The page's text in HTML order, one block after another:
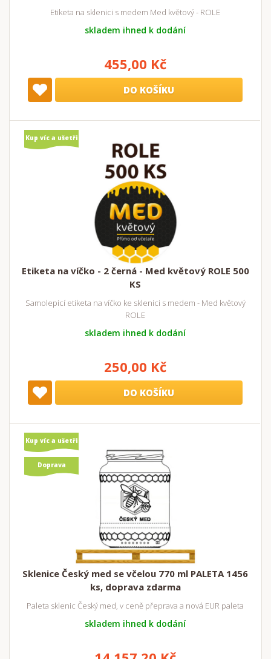
Etiketa na sklenici s medem Med květový - ROLE
skladem ihned k dodání
455,00 Kč
DO KOŠÍKU
Kup víc a ušetři
Etiketa na víčko - 2 černá - Med květový ROLE 500
KS
Samolepicí etiketa na víčko ke sklenici s medem - Med květový
ROLE
skladem ihned k dodání
250,00 Kč
DO KOŠÍKU
Kup víc a ušetři
Doprava
Sklenice Český med se včelou 770 ml PALETA 1456
ks, doprava zdarma
Paleta sklenic Český med, v ceně přeprava a nová EUR paleta
skladem ihned k dodání